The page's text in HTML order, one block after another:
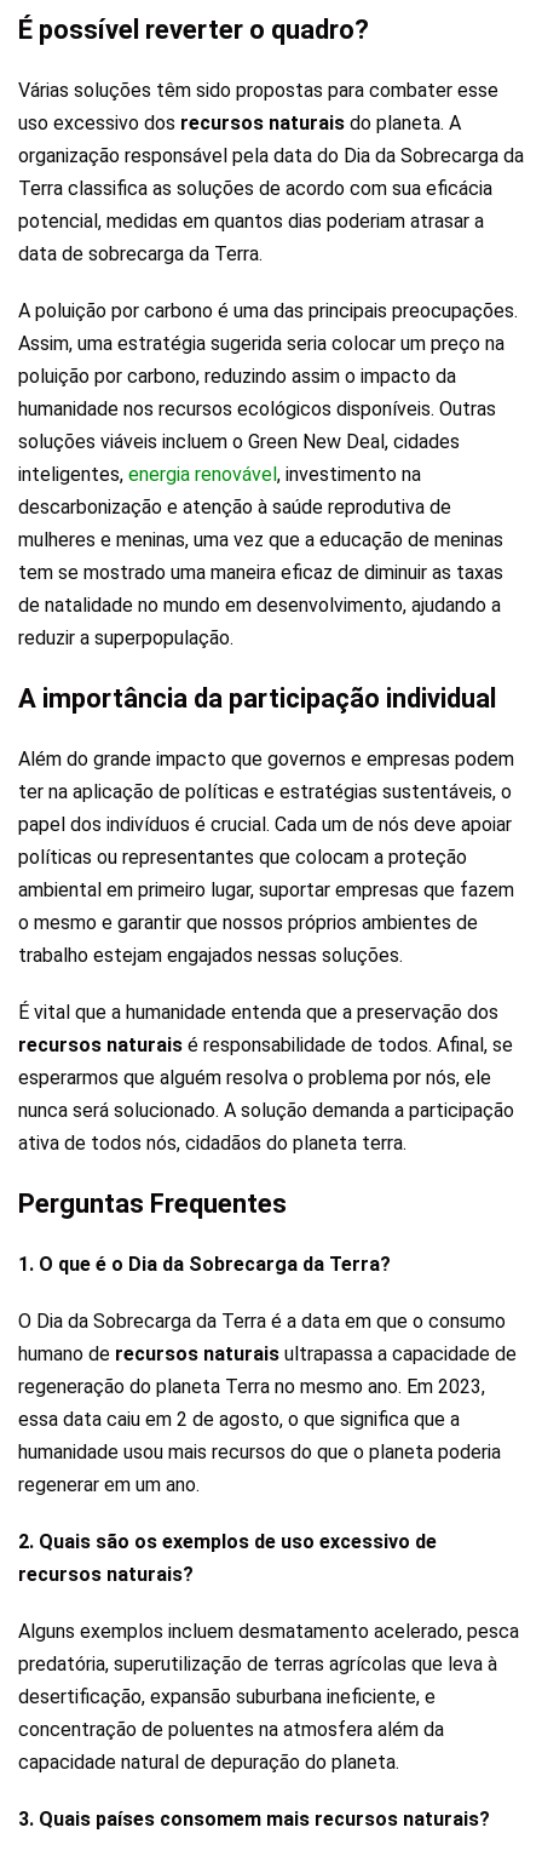
É possível reverter o quadro?
Várias soluções têm sido propostas para combater esse
uso excessivo dos recursos naturais do planeta. A
organização responsável pela data do Dia da Sobrecarga da
Terra classifica as soluções de acordo com sua eficácia
potencial, medidas em quantos dias poderiam atrasar a
data de sobrecarga da Terra.
A poluição por carbono é uma das principais preocupações.
Assim, uma estratégia sugerida seria colocar um preço na
poluição por carbono, reduzindo assim o impacto da
humanidade nos recursos ecológicos disponíveis. Outras
soluções viáveis incluem o Green New Deal, cidades
inteligentes, energia renovável , investimento na
descarbonização e atenção à saúde reprodutiva de
mulheres e meninas, uma vez que a educação de meninas
tem se mostrado uma maneira eficaz de diminuir as taxas
de natalidade no mundo em desenvolvimento, ajudando a
reduzir a superpopulação.
A importância da participação individual
Além do grande impacto que governos e empresas podem
ter na aplicação de políticas e estratégias sustentáveis, o
papel dos indivíduos é crucial. Cada um de nós deve apoiar
políticas ou representantes que colocam a proteção
ambiental em primeiro lugar, suportar empresas que fazem
o mesmo e garantir que nossos próprios ambientes de
trabalho estejam engajados nessas soluções.
É vital que a humanidade entenda que a preservação dos
recursos naturais é responsabilidade de todos. Afinal, se
esperarmos que alguém resolva o problema por nós, ele
nunca será solucionado. A solução demanda a participação
ativa de todos nós, cidadãos do planeta terra.
Perguntas Frequentes
1. O que é o Dia da Sobrecarga da Terra?
O Dia da Sobrecarga da Terra é a data em que o consumo
humano de recursos naturais ultrapassa a capacidade de
regeneração do planeta Terra no mesmo ano. Em 2023,
essa data caiu em 2 de agosto, o que significa que a
humanidade usou mais recursos do que o planeta poderia
regenerar em um ano.
2. Quais são os exemplos de uso excessivo de
recursos naturais?
Alguns exemplos incluem desmatamento acelerado, pesca
predatória, superutilização de terras agrícolas que leva à
desertificação, expansão suburbana ineficiente, e
concentração de poluentes na atmosfera além da
capacidade natural de depuração do planeta.
3. Quais países consomem mais recursos naturais?